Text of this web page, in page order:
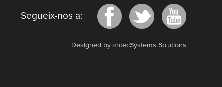
Segueix-nos a:
Designed by antecSystems Solutions